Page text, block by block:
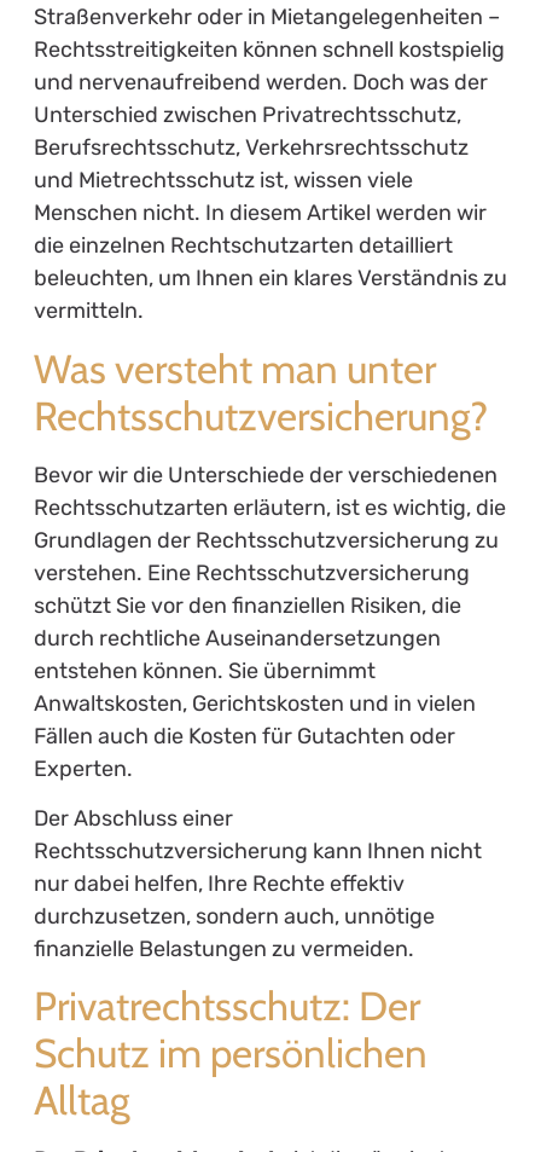
Straßenverkehr oder in Mietangelegenheiten –
Rechtsstreitigkeiten können schnell kostspielig
und nervenaufreibend werden. Doch was der
Unterschied zwischen Privatrechtsschutz,
Berufsrechtsschutz, Verkehrsrechtsschutz
und Mietrechtsschutz ist, wissen viele
Menschen nicht. In diesem Artikel werden wir
die einzelnen Rechtschutzarten detailliert
beleuchten, um Ihnen ein klares Verständnis zu
vermitteln.
Was versteht man unter
Rechtsschutzversicherung?
Bevor wir die Unterschiede der verschiedenen
Rechtsschutzarten erläutern, ist es wichtig, die
Grundlagen der Rechtsschutzversicherung zu
verstehen. Eine Rechtsschutzversicherung
schützt Sie vor den finanziellen Risiken, die
durch rechtliche Auseinandersetzungen
entstehen können. Sie übernimmt
Anwaltskosten, Gerichtskosten und in vielen
Fällen auch die Kosten für Gutachten oder
Experten.
Der Abschluss einer
Rechtsschutzversicherung kann Ihnen nicht
nur dabei helfen, Ihre Rechte effektiv
durchzusetzen, sondern auch, unnötige
finanzielle Belastungen zu vermeiden.
Privatrechtsschutz: Der
Schutz im persönlichen
Alltag